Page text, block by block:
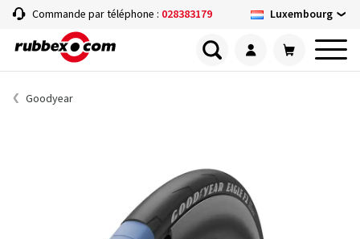
Commande par téléphone : 028383179 Luxembourg
Goodyear